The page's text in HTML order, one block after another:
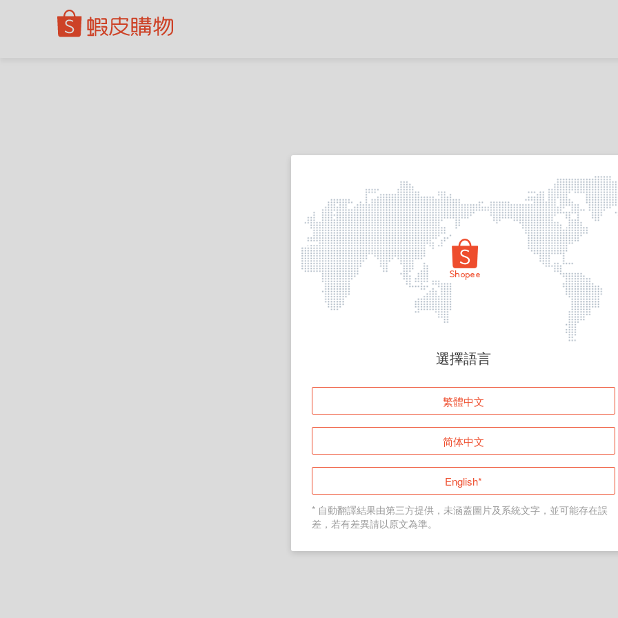
頁面無法顯示
登入
返回首頁
選擇語言
繁體中文
简体中文
English*
* 自動翻譯結果由第三方提供，未涵蓋圖片及系統文字，並可能存在誤
差，若有差異請以原文為準。